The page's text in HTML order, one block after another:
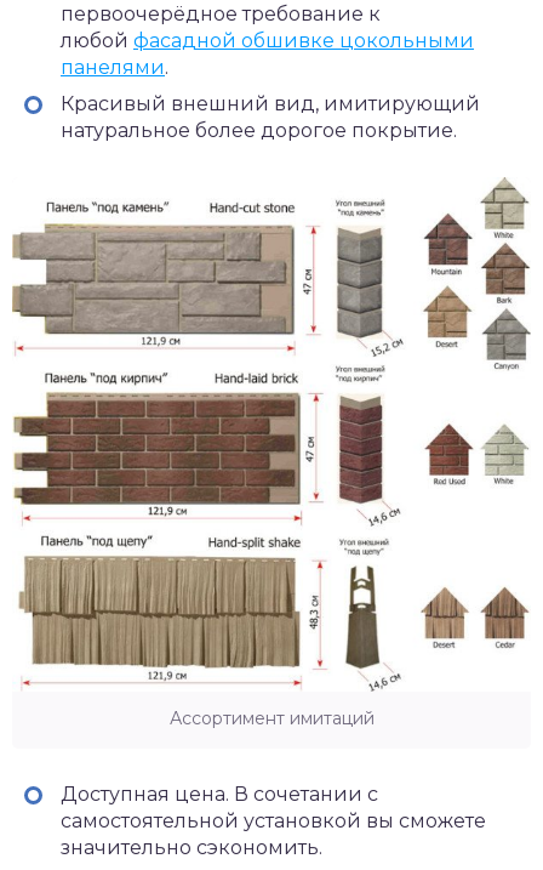
первоочерёдное требование к
любой фасадной обшивке цокольными
панелями.
Красивый внешний вид, имитирующий
натуральное более дорогое покрытие.
Ассортимент имитаций
Доступная цена. В сочетании с
самостоятельной установкой вы сможете
значительно сэкономить.